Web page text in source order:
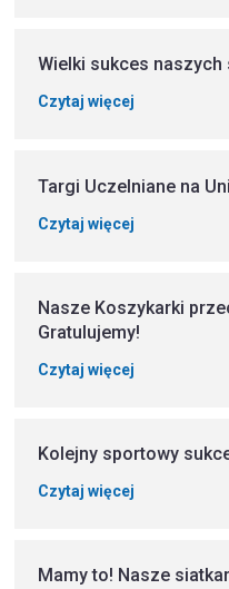
Wielki sukces naszych
Czytaj więcej
Targi Uczelniane na
Czytaj więcej
Nasze Koszykarki
Gratulujemy!
Czytaj więcej
Kolejny sportowy
Czytaj więcej
Mamy to! Nasze